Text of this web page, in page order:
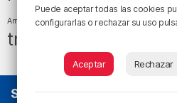
Arriaga tiempotiempo
tráfico en Bizkaia
SOBRE NOSOTROS
Puede aceptar todas las cookies
configurarlas o rechazar su uso
Aceptar Rechazar